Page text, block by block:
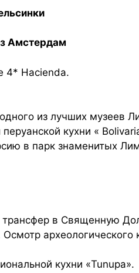
Амстердам
4* Hacienda.
из лучших музеев
кухни «
в парк знаменитых
трансфер в Священную
кухни «Tunupa».